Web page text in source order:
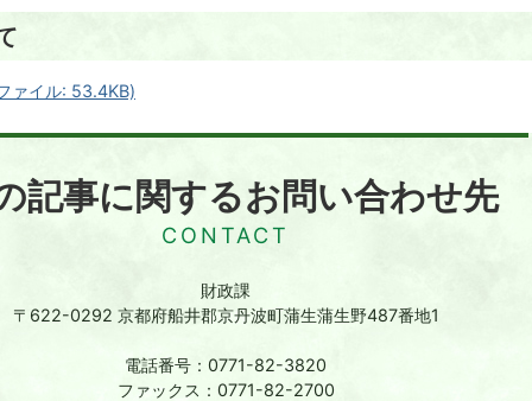
ァイル: 53.4KB)
記事に関するお問い合わせ先
財政課
〒622-0292 京都府船井郡京丹波町蒲生蒲生野487番地1
電話番号：0771-82-3820
ファックス：0771-82-2700